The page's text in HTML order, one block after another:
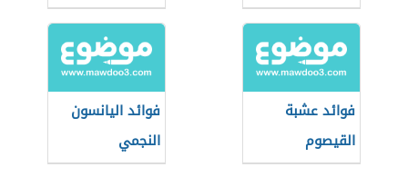
الريق
فوائد عشبة
القيصوم
فوائد اليانسون
النجمي